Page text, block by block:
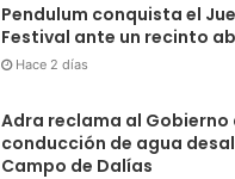
Pendulum conquista el
Festival ante un recinto
Hace 2 días
Adra reclama al Gobierno
conducción de agua
Campo de Dalías